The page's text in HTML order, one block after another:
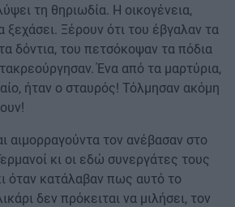
τη θηριωδία. Η οικογένεια,
ξεχάσει. Ξέρουν ότι του έβγαλαν τα
δόντια, του πετσόκοψαν τα πόδια
Ένα από τα μαρτύρια,
ήταν ο σταυρός! Τόλμησαν ακόμη
αιμορραγούντα τον ανέβασαν στο
κι οι εδώ συνεργάτες τους
όταν κατάλαβαν πως αυτό το
δεν πρόκειται να μιλήσει, τον